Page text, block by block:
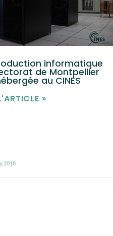
informatique
de Montpellier
au CINES
»
2018